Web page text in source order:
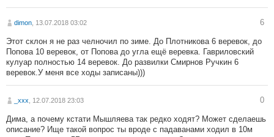
dimon , 13.07.2018 03:02 6
Этот склон я не раз челночил по зиме. До Плотникова 6 веревок, до
Попова 10 веревок, от Попова до угла ещё веревка. Гавриловский
кулуар полностью 14 веревок. До развилки Смирнов Ручкин 6
веревок.У меня все ходы записаны)))
_xxx , 12.07.2018 23:03 0
Дима, а почему кстати Мышляева так редко ходят? Может сделаешь
описание? Ище такой вопрос ты вроде с падаванами ходил в 10м